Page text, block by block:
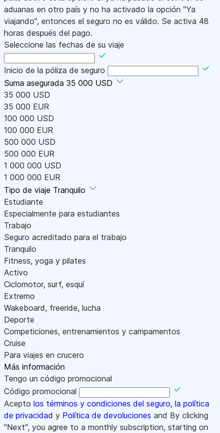
aduanas en otro país y no ha activado la opción "Ya
viajando", entonces el seguro no es válido. Se activa 48
horas después del pago.
Seleccione las fechas de su viaje
Inicio de la póliza de seguro
Suma asegurada 35 000 USD
35 000 USD
35 000 EUR
100 000 USD
100 000 EUR
500 000 USD
500 000 EUR
1 000 000 USD
1 000 000 EUR
Tipo de viaje Tranquilo
Estudiante
Especialmente para estudiantes
Trabajo
Seguro acreditado para el trabajo
Tranquilo
Fitness, yoga y pilates
Activo
Ciclomotor, surf, esquí
Extremo
Wakeboard, freeride, lucha
Deporte
Competiciones, entrenamientos y campamentos
Cruise
Para viajes en crucero
Más información
Tengo un código promocional
Código promocional
Acepto los términos y condiciones del seguro, la política
de privacidad y Política de devoluciones and By clicking
"Next", you agree to a monthly subscription, starting on